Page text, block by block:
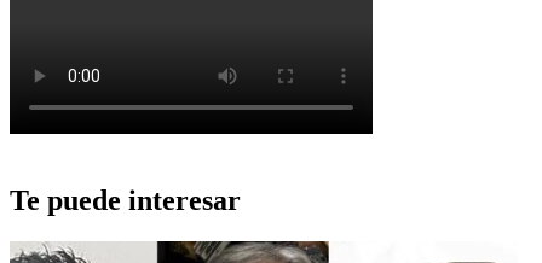
Te puede interesar